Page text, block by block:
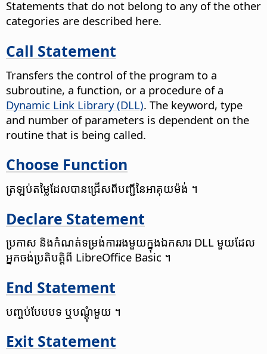
Statements that do not belong to any of the other
categories are described here.
Call Statement
Transfers the control of the program to a
subroutine, a function, or a procedure of a
Dynamic Link Library (DLL). The keyword, type
and number of parameters is dependent on the
routine that is being called.
Choose Function
ត្រឡប់​តម្លៃ​ដែល​បាន​ជ្រើស​ពី​បញ្ជី​នៃ​អាគុយម៉ង់ ។
Declare Statement
ប្រកាស និង​កំណត់​ទម្រង់ការ​រង​មួយ​ក្នុង​ឯកសារ DLL មួយ​ដែល​
អ្នក​ចង់​ប្រតិបត្តិ​ពី LibreOffice Basic ។
End Statement
បញ្ចប់​បែបបទ ឬ​បណ្តុំ​មួយ ។
Exit Statement